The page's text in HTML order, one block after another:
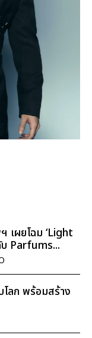
เผยโฉม ‘Light
Parfums...
โลก พร้อมสร้าง